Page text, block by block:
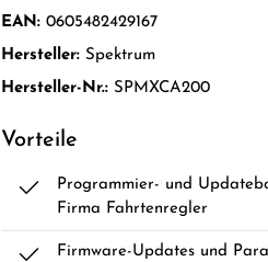
EAN: 0605482429167
Hersteller: Spektrum
Hersteller-Nr.: SPMXCA200
Vorteile
Programmier- und
Firma Fahrtenregler
Firmware-Updates und